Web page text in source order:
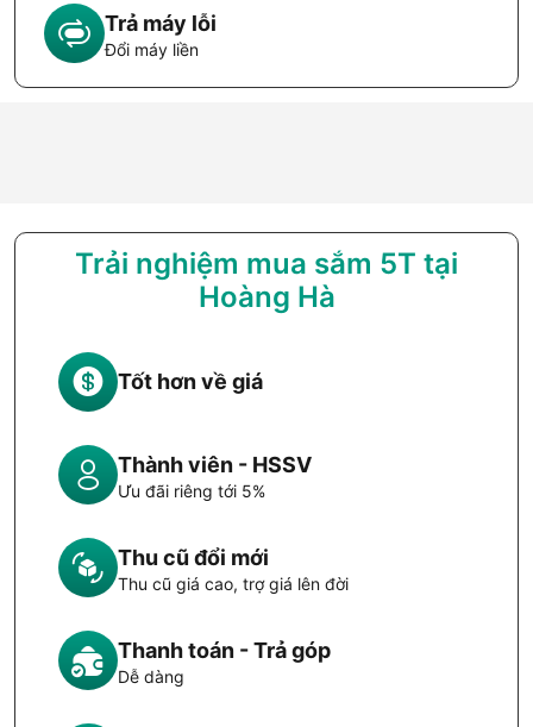
Trả máy lỗi
Đổi máy liền
Trải nghiệm mua sắm 5T tại
Hoàng Hà
Tốt hơn về giá
Thành viên - HSSV
Ưu đãi riêng tới 5%
Thu cũ đổi mới
Thu cũ giá cao, trợ giá lên đời
Thanh toán - Trả góp
Dễ dàng